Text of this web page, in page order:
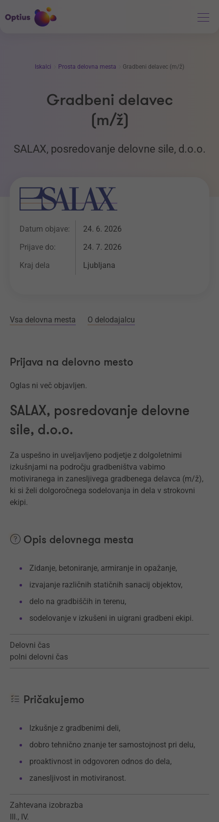
Iskalci Prosta delovna mesta Gradbeni delavec (m/ž)
Gradbeni delavec
(m/ž)
SALAX, posredovanje delovne sile, d.o.o.
Datum objave:
24. 6. 2026
Prijave do:
24. 7. 2026
Kraj dela
Ljubljana
Vsa delovna mesta O delodajalcu
Prijava na delovno mesto
Oglas ni več objavljen.
SALAX, posredovanje delovne
sile, d.o.o.
Za uspešno in uveljavljeno podjetje z dolgoletnimi
izkušnjami na področju gradbeništva vabimo
motiviranega in zanesljivega gradbenega delavca (m/ž),
ki si želi dolgoročnega sodelovanja in dela v strokovni
ekipi.
Opis delovnega mesta
Zidanje, betoniranje, armiranje in opažanje,
izvajanje različnih statičnih sanacij objektov,
delo na gradbiščih in terenu,
sodelovanje v izkušeni in uigrani gradbeni ekipi.
Delovni čas
polni delovni čas
Pričakujemo
Izkušnje z gradbenimi deli,
dobro tehnično znanje ter samostojnost pri delu,
proaktivnost in odgovoren odnos do dela,
zanesljivost in motiviranost.
Zahtevana izobrazba
III., IV.